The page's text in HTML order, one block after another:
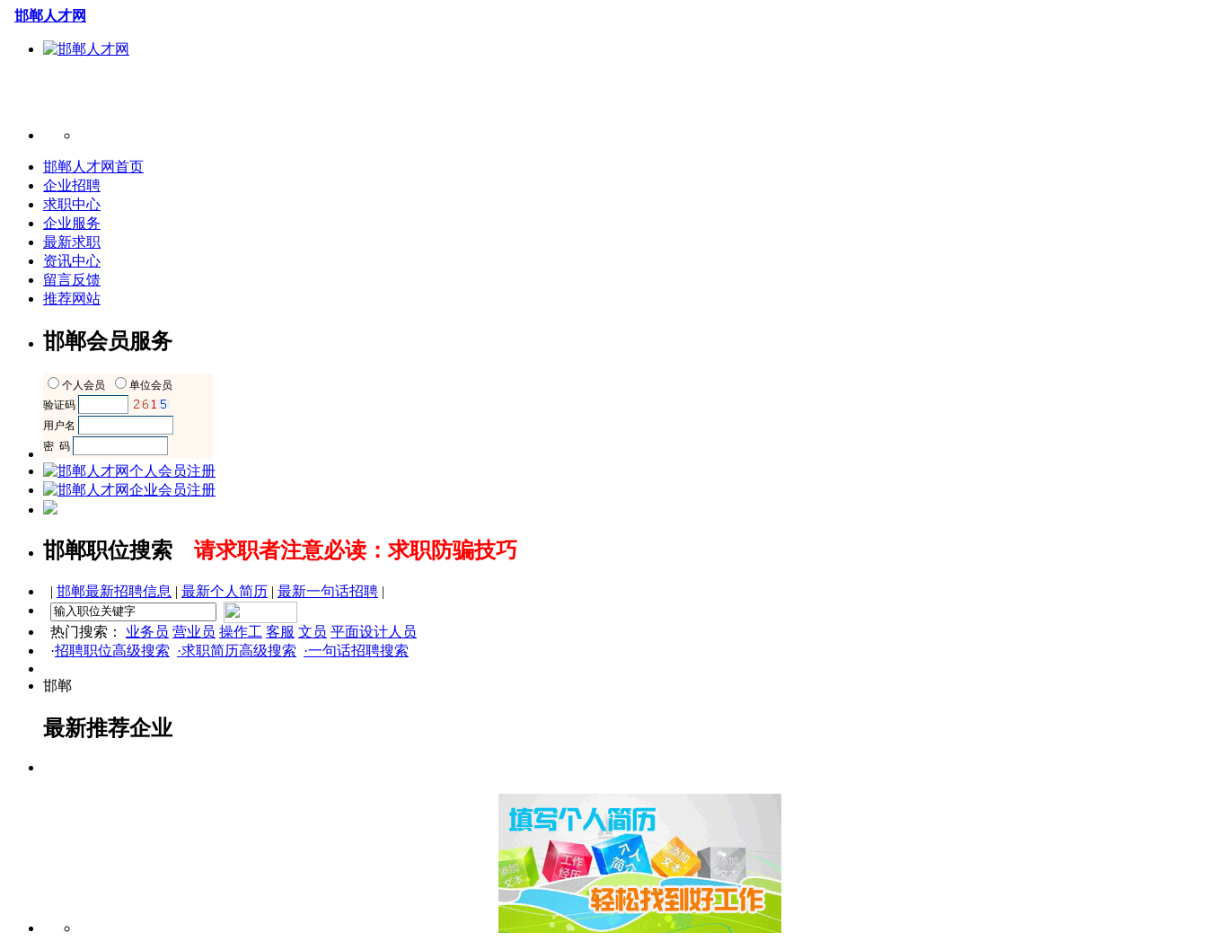
邯郸人才网
邯郸人才网首页
企业招聘
求职中心
企业服务
最新求职
资讯中心
留言反馈
推荐网站
邯郸会员服务
邯郸职位搜索 请求职者注意必读：求职防骗技巧
| 邯郸最新招聘信息 | 最新个人简历 | 最新一句话招聘 |
热门搜索： 业务员 营业员 操作工 客服 文员 平面设计人员
·招聘职位高级搜索 ·求职简历高级搜索 ·一句话招聘搜索
邯郸
最新推荐企业